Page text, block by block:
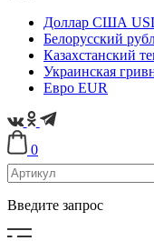
Доллар США
Белорусский
Казахстанский
Украинская
Евро EUR
0
Введите запрос